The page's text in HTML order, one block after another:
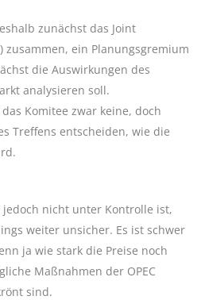
zunächst das Joint
zusammen, ein Planungsgremium
die Auswirkungen des
analysieren soll.
Komitee zwar keine, doch
Treffens entscheiden, wie die
jedoch nicht unter Kontrolle ist,
weiter unsicher. Es ist schwer
ja wie stark die Preise noch
Maßnahmen der OPEC
sind.